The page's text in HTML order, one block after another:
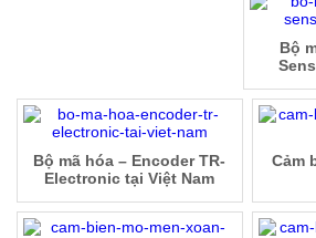
Bộ
Cảm
Bộ mã hóa – Encoder TR-
Electronic tại Việt Nam